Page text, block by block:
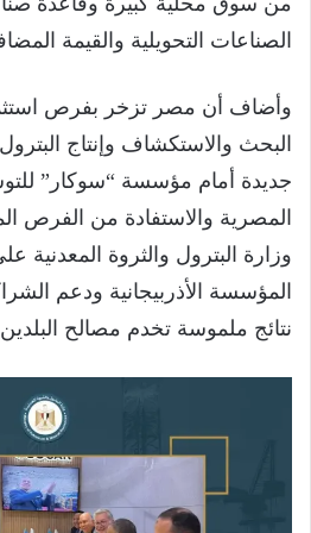
الصناعات التحويلية والقيمة
وأضاف أن مصر تزخر بفرص
البحث والاستكشاف وإنتاج البترول
جديدة أمام مؤسسة “سوكار”
المصرية والاستفادة من الفرص
وزارة البترول والثروة المعدنية
المؤسسة الأذربيجانية ودعم
نتائج ملموسة تخدم مصالح